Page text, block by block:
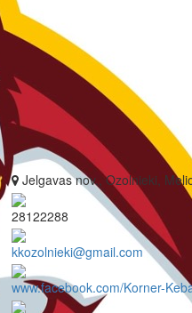
Jelgavas nov., Ozolnieki,
28122288
kkozolnieki@gmail.com
www.facebook.com/Korner-